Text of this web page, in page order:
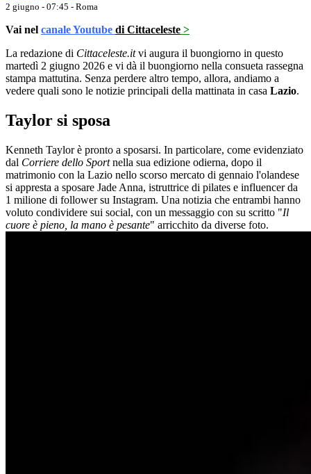
2 giugno - 07:45 - Roma
Vai nel canale Youtube di Cittaceleste >
La redazione di Cittaceleste.itvi augura il buongiorno in questo
martedì 2 giugno 2026 e vi dà il buongiorno nella consueta rassegna
stampa mattutina. Senza perdere altro tempo, allora, andiamo a
vedere quali sono le notizie principali della mattinata in casa Lazio.
Taylor si sposa
Kenneth Taylor è pronto a sposarsi. In particolare, come evidenziato
dal Corriere dello Sportnella sua edizione odierna, dopo il
matrimonio con la Lazio nello scorso mercato di gennaio l'olandese
si appresta a sposare Jade Anna, istruttrice di pilates e influencer da
1 milione di follower su Instagram. Una notizia che entrambi hanno
voluto condividere sui social, con un messaggio con su scritto "Il
cuore è pieno, la mano è pesante" arricchito da diverse foto.